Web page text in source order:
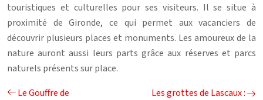
touristiques et culturelles pour ses visiteurs. Il se situe à
proximité de Gironde, ce qui permet aux vacanciers de
découvrir plusieurs places et monuments. Les amoureux de la
nature auront aussi leurs parts grâce aux réserves et parcs
naturels présents sur place.
Le Gouffre de
Les grottes de Lascaux :